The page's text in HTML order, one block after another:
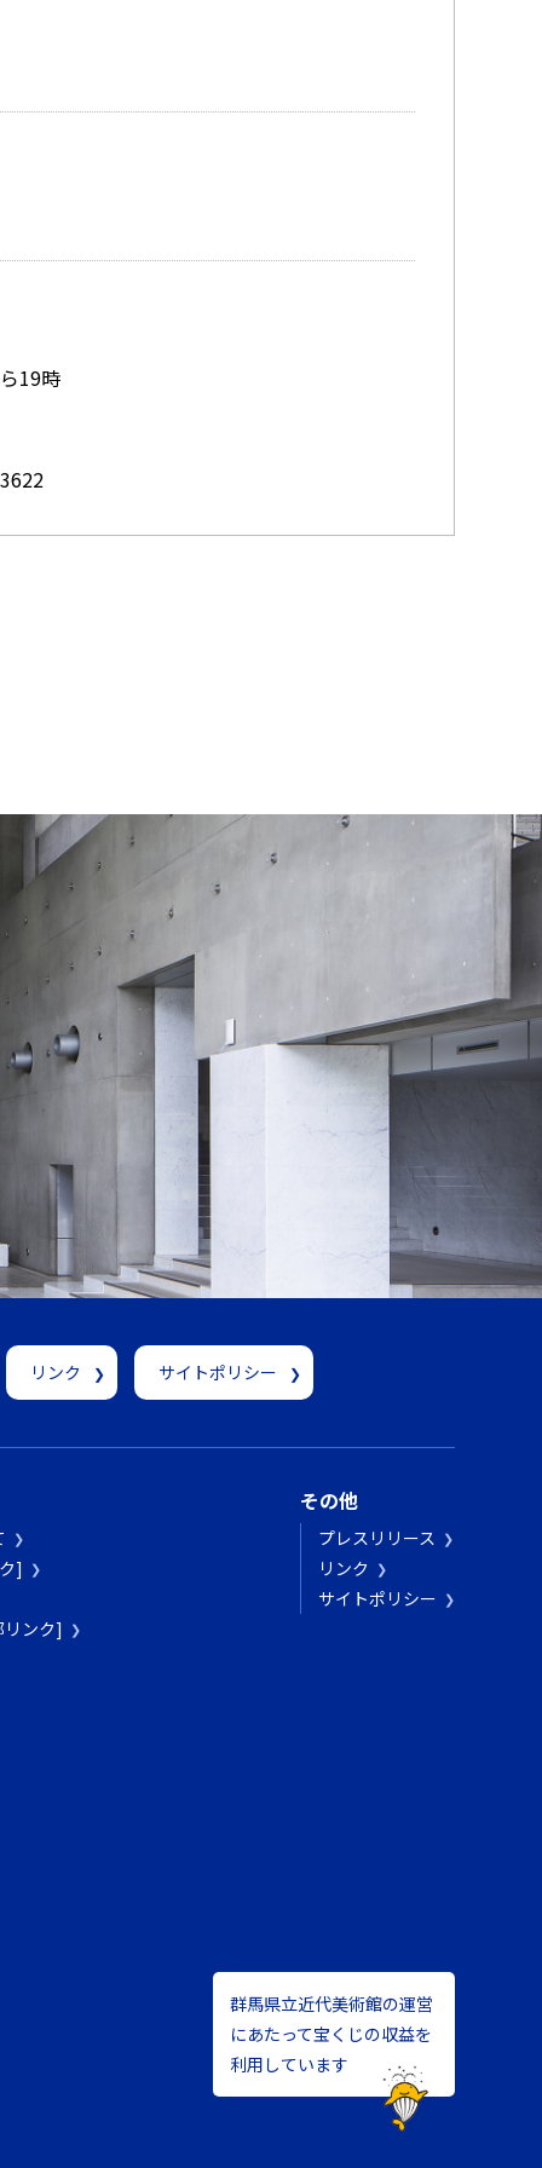
19時
リンク サイトポリシー
]
ンク]
その他
プレスリリース
リンク
サイトポリシー
群馬県立近代美術館の運営
にあたって宝くじの収益を
利用しています